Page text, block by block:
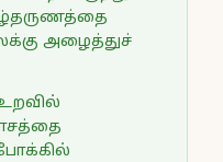
அழைத்துச்